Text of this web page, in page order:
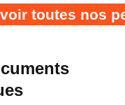
consommateurs
toutes nos